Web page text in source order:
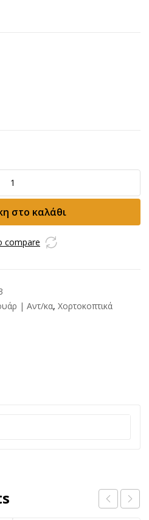
στο καλάθι
compare
| Αντ/κα, Χορτοκοπτικά